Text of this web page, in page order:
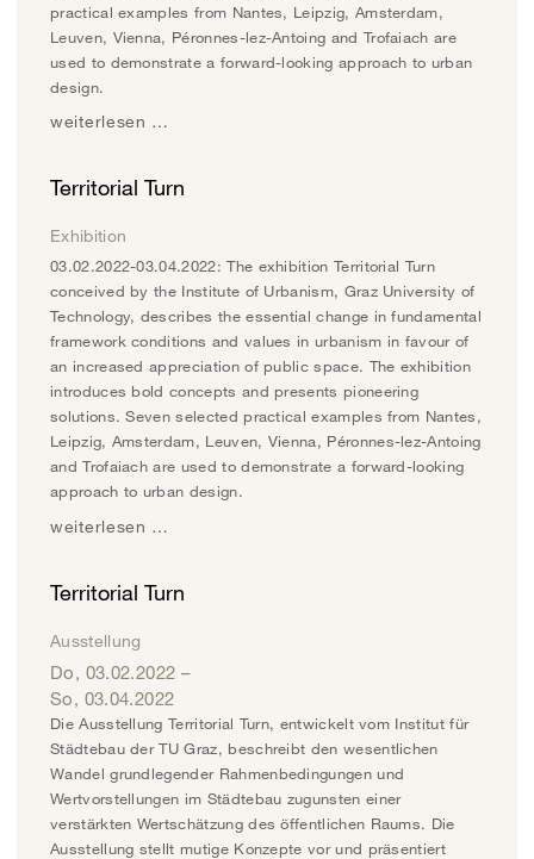
practical examples from Nantes, Leipzig, Amsterdam,
Leuven, Vienna, Péronnes-lez-Antoing and Trofaiach are
used to demonstrate a forward-looking approach to urban
design.
weiterlesen …
Territorial Turn
Exhibition
03.02.2022-03.04.2022: The exhibition Territorial Turn
conceived by the Institute of Urbanism, Graz University of
Technology, describes the essential change in fundamental
framework conditions and values in urbanism in favour of
an increased appreciation of public space. The exhibition
introduces bold concepts and presents pioneering
solutions. Seven selected practical examples from Nantes,
Leipzig, Amsterdam, Leuven, Vienna, Péronnes-lez-Antoing
and Trofaiach are used to demonstrate a forward-looking
approach to urban design.
weiterlesen …
Territorial Turn
Ausstellung
Do, 03.02.2022 –
So, 03.04.2022
Die Ausstellung Territorial Turn, entwickelt vom Institut für
Städtebau der TU Graz, beschreibt den wesentlichen
Wandel grundlegender Rahmenbedingungen und
Wertvorstellungen im Städtebau zugunsten einer
verstärkten Wertschätzung des öffentlichen Raums. Die
Ausstellung stellt mutige Konzepte vor und präsentiert